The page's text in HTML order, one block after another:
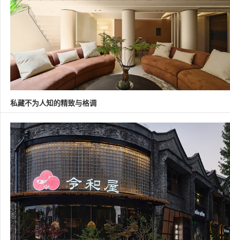
私藏不为人知的精致与格调